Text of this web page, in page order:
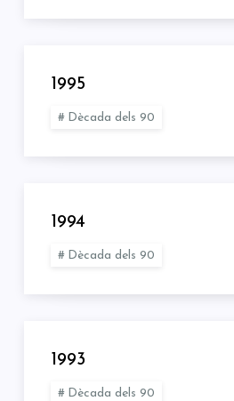
1995
Dècada dels 90
1994
Dècada dels 90
1993
Dècada dels 90